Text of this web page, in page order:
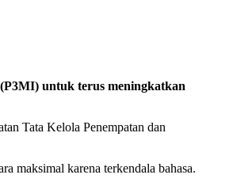
untuk terus meningkatkan
Tata Kelola Penempatan dan
maksimal karena terkendala bahasa.